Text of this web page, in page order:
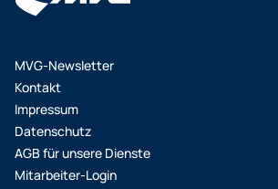
sieben Straßenbahnlinien und
verknüpft. Im Nordosten erreichen
mit der Tram die S8 zum Flughafen.
Zeitplan sieht vor, dass eine
Inbetriebnahme ab voraussichtlich
möglich sein wird. Neben den drei genannten
MVG-Newsletter
Kontakt
Impressum
Datenschutz
AGB für unsere Dienste
Mitarbeiter-Login